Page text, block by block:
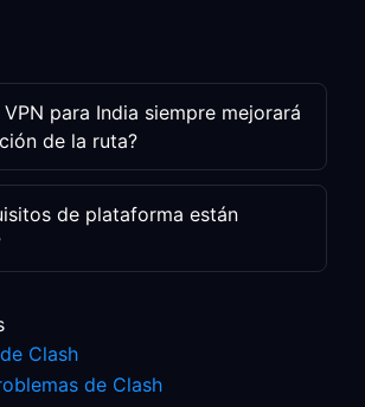
VPN para India siempre mejorará
de la ruta?
de plataforma están
Clash
de Clash